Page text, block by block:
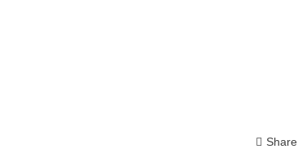
Share